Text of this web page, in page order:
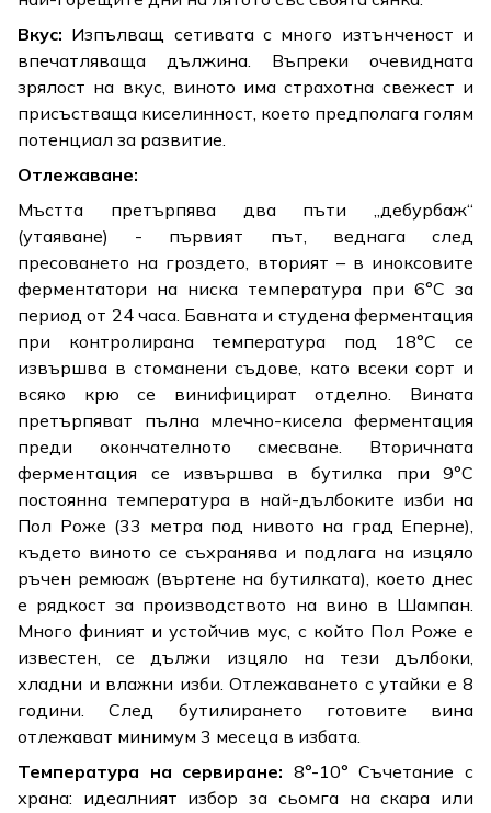
Вкус: Изпълващ сетивата с много изтънченост и
впечатляваща дължина. Въпреки очевидната
зрялост на вкус, виното има страхотна свежест и
присъстваща киселинност, което предполага голям
потенциал за развитие.
Отлежаване:
Мъстта претърпява два пъти „дебурбаж“
(утаяване) - първият път, веднага след
пресоването на гроздето, вторият – в иноксовите
ферментатори на ниска температура при 6°C за
период от 24 часа. Бавната и студена ферментация
при контролирана температура под 18°C се
извършва в стоманени съдове, като всеки сорт и
всяко крю се винифицират отделно. Вината
претърпяват пълна млечно-кисела ферментация
преди окончателното смесване. Вторичната
ферментация се извършва в бутилка при 9°C
постоянна температура в най-дълбоките изби на
Пол Роже (33 метра под нивото на град Еперне),
където виното се съхранява и подлага на изцяло
ръчен ремюаж (въртене на бутилката), което днес
е рядкост за производството на вино в Шампан.
Много финият и устойчив мус, с който Пол Роже е
известен, се дължи изцяло на тези дълбоки,
хладни и влажни изби. Отлежаването с утайки е 8
години. След бутилирането готовите вина
отлежават минимум 3 месеца в избата.
Температура на сервиране: 8°-10° Съчетание с
храна: идеалният избор за сьомга на скара или